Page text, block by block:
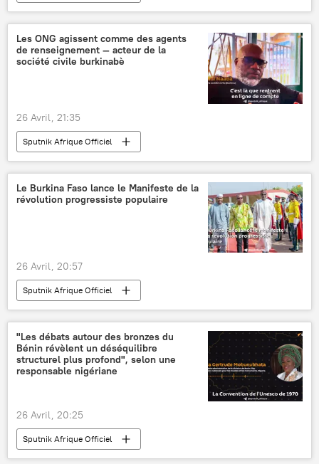
Les ONG agissent comme des agents
de renseignement — acteur de la
société civile burkinabè
26 Avril, 21:35
Sputnik Afrique Officiel
Le Burkina Faso lance le Manifeste de la
révolution progressiste populaire
26 Avril, 20:57
Sputnik Afrique Officiel
"Les débats autour des bronzes du
Bénin révèlent un déséquilibre
structurel plus profond", selon une
responsable nigériane
26 Avril, 20:25
Sputnik Afrique Officiel